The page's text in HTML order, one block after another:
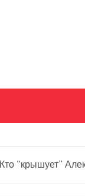
Кто “крышует”